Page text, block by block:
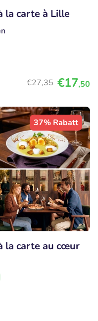
la carte à Lille
€27,35 €17,50
37% Rabatt
la carte au cœur